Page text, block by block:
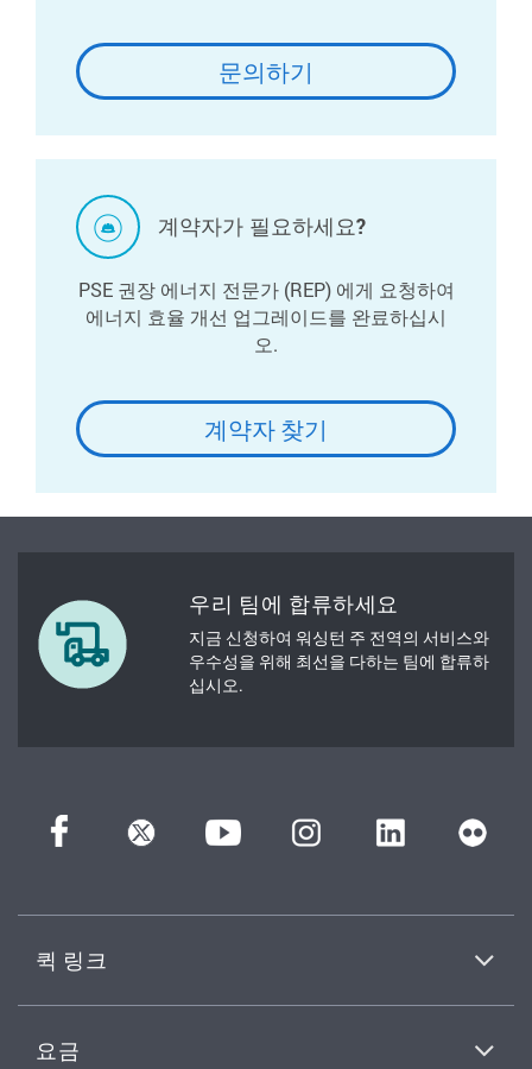
문의하기
계약자가 필요하세요?
PSE 권장 에너지 전문가 (REP) 에게 요청하여
에너지 효율 개선 업그레이드를 완료하십시
오.
계약자 찾기
우리 팀에 합류하세요
지금 신청하여 워싱턴 주 전역의 서비스와
우수성을 위해 최선을 다하는 팀에 합류하
십시오.
퀵 링크
요금